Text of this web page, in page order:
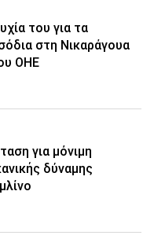
του για τα
στη Νικαράγουα
ΟΗΕ
για μόνιμη
δύναμης